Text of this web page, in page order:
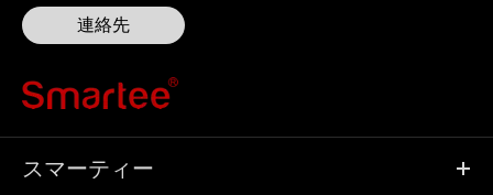
連絡先
スマーティー